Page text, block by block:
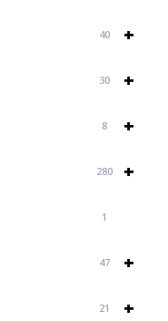
+
40
+
30
+
8
+
280
1
+
47
+
21
119,95 €